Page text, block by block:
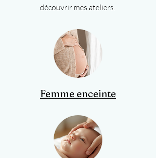
découvrir mes ateliers.
Femme enceinte